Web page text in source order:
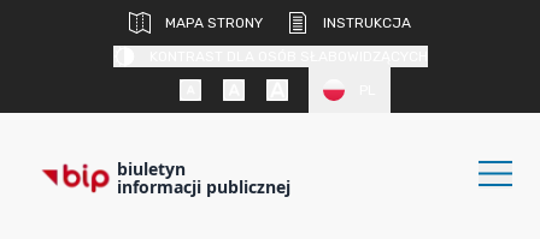
MAPA STRONY
INSTRUKCJA
biuletyn
informacji publicznej